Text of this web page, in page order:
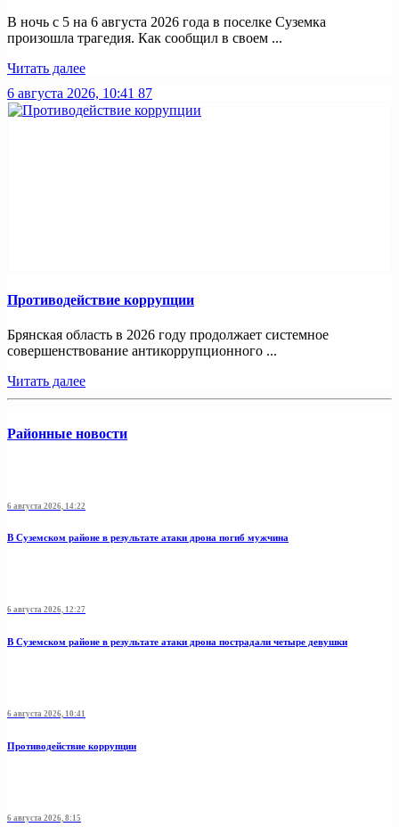
В ночь с 5 на 6 августа 2026 года в поселке Суземка
произошла трагедия. Как сообщил в своем ...
Читать далее
6 августа 2026, 10:41 87
Противодействие коррупции
Брянская область в 2026 году продолжает системное
совершенствование антикоррупционного ...
Читать далее
Районные новости
6 августа 2026, 14:22
В Суземском районе в результате атаки дрона погиб мужчина
6 августа 2026, 12:27
В Суземском районе в результате атаки дрона пострадали четыре девушки
6 августа 2026, 10:41
Противодействие коррупции
6 августа 2026, 8:15